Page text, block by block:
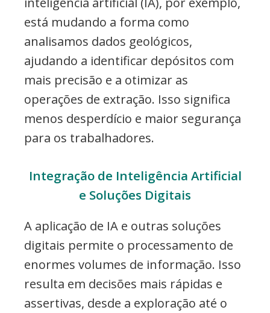
está mudando a forma como
analisamos dados geológicos,
ajudando a identificar depósitos com
mais precisão e a otimizar as
operações de extração. Isso significa
menos desperdício e maior segurança
para os trabalhadores.
Integração de Inteligência Artificial
e Soluções Digitais
A aplicação de IA e outras soluções
digitais permite o processamento de
enormes volumes de informação. Isso
resulta em decisões mais rápidas e
assertivas, desde a exploração até o